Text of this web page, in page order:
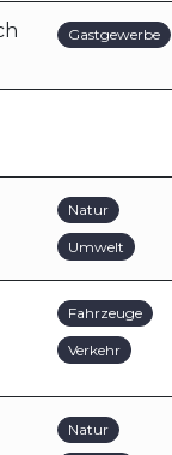
Gastgewerbe
Natur
Umwelt
Fahrzeuge
Verkehr
Natur